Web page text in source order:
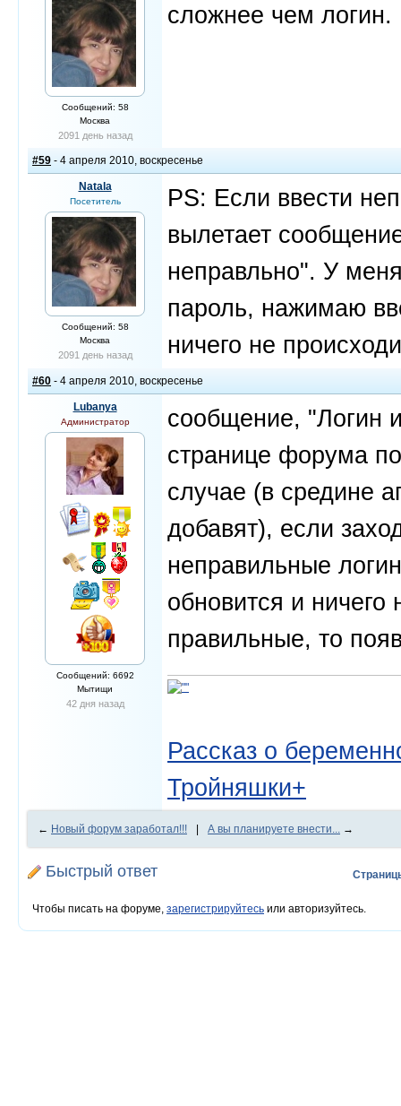
Сообщений: 58
Москва
2091 день назад
сложнее чем
#59 - 4 апреля 2010, воскресенье
Natala
Посетитель
Сообщений: 58
Москва
2091 день назад
PS: Если ввести
вылетает
неправльно". У
пароль, нажимаю
ничего не
#60 - 4 апреля 2010, воскресенье
Lubanya
Администратор
Сообщений: 6692
Мытищи
42 дня назад
сообщение, "Логин
странице форума
случае (в средине
добавят), если
неправильные
обновится и ничего
правильные, то
Рассказ о
Тройняшки+
← Новый форум заработал!!! А вы планируете внести... →
Быстрый ответ
Чтобы писать на форуме, зарегистрируйтесь или авторизуйтесь.